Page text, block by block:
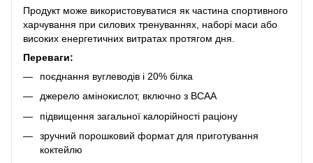
Продукт може використовуватися як частина спортивного
харчування при силових тренуваннях, наборі маси або
високих енергетичних витратах протягом дня.
Переваги:
поєднання вуглеводів і 20% білка
джерело амінокислот, включно з BCAA
підвищення загальної калорійності раціону
зручний порошковий формат для приготування
коктейлю